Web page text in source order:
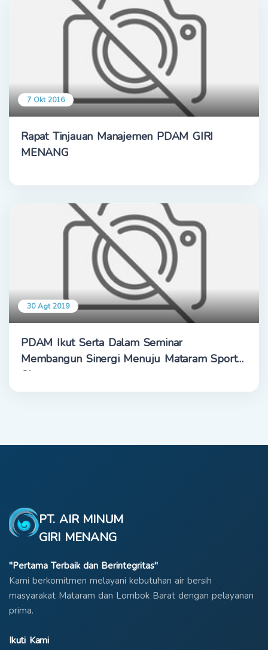
7 Okt 2016
Rapat Tinjauan Manajemen PDAM GIRI
MENANG
30 Agt 2019
PDAM Ikut Serta Dalam Seminar
Membangun Sinergi Menuju Mataram Sport
City
PT. AIR MINUM
GIRI MENANG
"Pertama Terbaik dan Berintegritas"
Kami berkomitmen melayani kebutuhan air bersih
masyarakat Mataram dan Lombok Barat dengan pelayanan
prima.
Ikuti Kami